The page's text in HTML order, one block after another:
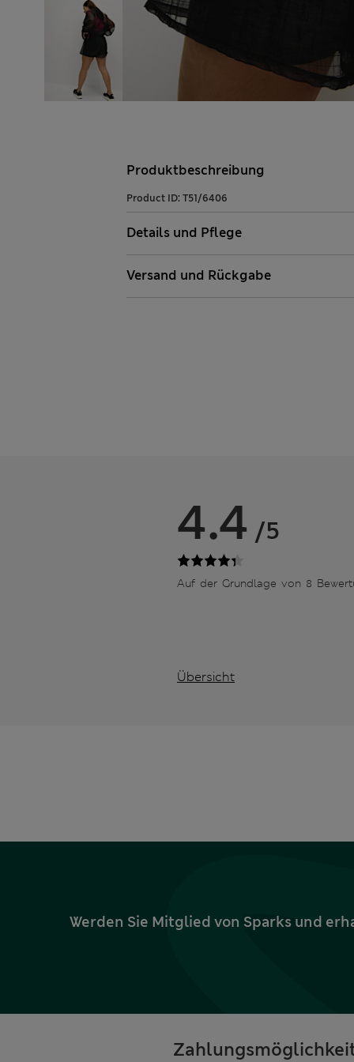
Produktbeschreibung
Product ID: T51/6406
Details und Pflege
Versand und Rückgabe
4.4 /5
Auf der Grundlage von 8
Übersicht
Werden Sie Mitglied von Sparks und